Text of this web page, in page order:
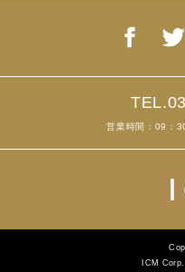
営業時間：09：
ICM